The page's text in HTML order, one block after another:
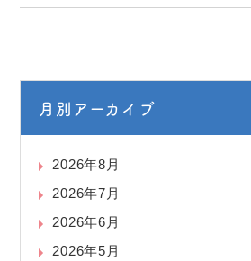
月別アーカイブ
2026年8月
2026年7月
2026年6月
2026年5月